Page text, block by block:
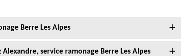
Berre Les Alpes
service ramonage Berre Les Alpes